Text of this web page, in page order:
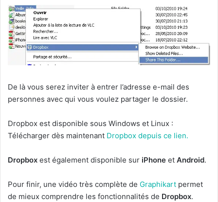
De là vous serez inviter à entrer l’adresse e-mail des
personnes avec qui vous voulez partager le dossier.
Dropbox est disponible sous Windows et Linux :
Télécharger dès maintenant Dropbox depuis ce lien.
Dropbox est également disponible sur iPhone et Android.
Pour finir, une vidéo très complète de Graphikart permet
de mieux comprendre les fonctionnalités de Dropbox.